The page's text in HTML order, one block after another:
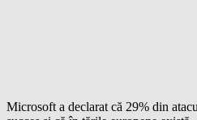
Microsoft a declarat că 29% din